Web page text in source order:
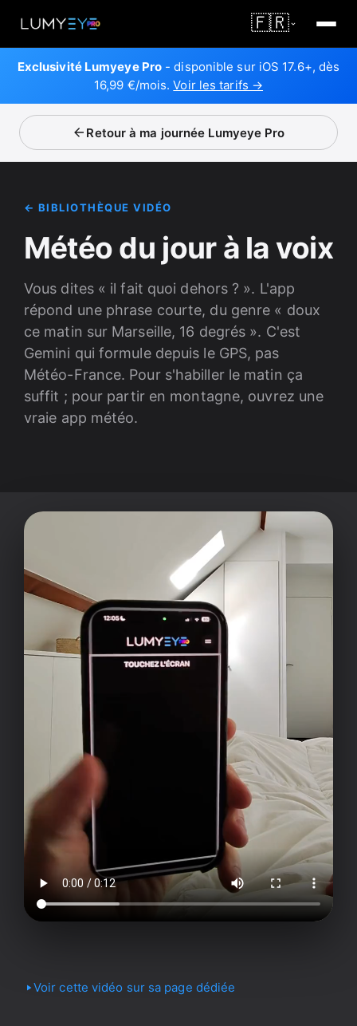
🇫🇷
Exclusivité Lumyeye Pro - disponible sur iOS 17.6+, dès
16,99 €/mois.Voir les tarifs →
Retour à ma journée Lumyeye Pro
← BIBLIOTHÈQUE VIDÉO
Météo du jour à la voix
Vous dites « il fait quoi dehors ? ». L'app
répond une phrase courte, du genre « doux
ce matin sur Marseille, 16 degrés ». C'est
Gemini qui formule depuis le GPS, pas
Météo-France. Pour s'habiller le matin ça
suffit ; pour partir en montagne, ouvrez une
vraie app météo.
Voir cette vidéo sur sa page dédiée